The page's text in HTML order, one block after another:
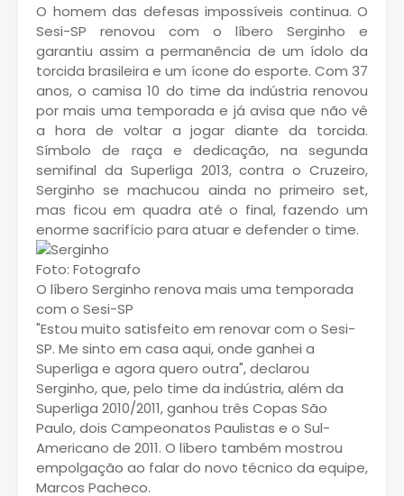
O homem das defesas impossíveis continua. O
Sesi-SP renovou com o líbero Serginho e
garantiu assim a permanência de um ídolo da
torcida brasileira e um ícone do esporte. Com 37
anos, o camisa 10 do time da indústria renovou
por mais uma temporada e já avisa que não vê
a hora de voltar a jogar diante da torcida.
Símbolo de raça e dedicação, na segunda
semifinal da Superliga 2013, contra o Cruzeiro,
Serginho se machucou ainda no primeiro set,
mas ficou em quadra até o final, fazendo um
enorme sacrifício para atuar e defender o time.
Foto: Fotografo
O líbero Serginho renova mais uma temporada
com o Sesi-SP
"Estou muito satisfeito em renovar com o Sesi-
SP. Me sinto em casa aqui, onde ganhei a
Superliga e agora quero outra", declarou
Serginho, que, pelo time da indústria, além da
Superliga 2010/2011, ganhou três Copas São
Paulo, dois Campeonatos Paulistas e o Sul-
Americano de 2011. O líbero também mostrou
empolgação ao falar do novo técnico da equipe,
Marcos Pacheco.